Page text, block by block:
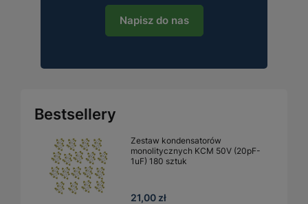
Napisz do nas
Bestsellery
Zestaw kondensatorów
monolitycznych KCM 50V (20pF-
1uF) 180 sztuk
21,00 zł